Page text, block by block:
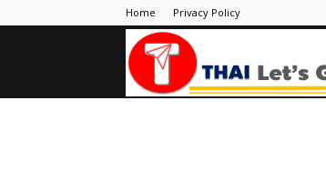
Home Privacy Policy